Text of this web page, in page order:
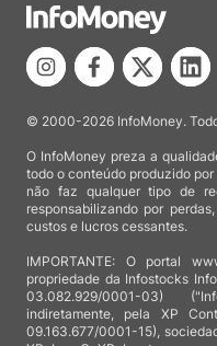
© 2000-2026 InfoMoney.
O InfoMoney preza a
todo o conteúdo produzido
não faz qualquer tipo de
responsabilizando por
custos e lucros cessantes.
IMPORTANTE: O portal
propriedade da Infostocks
03.082.929/0001-03)
indiretamente, pela XP
09.163.677/0001-15),